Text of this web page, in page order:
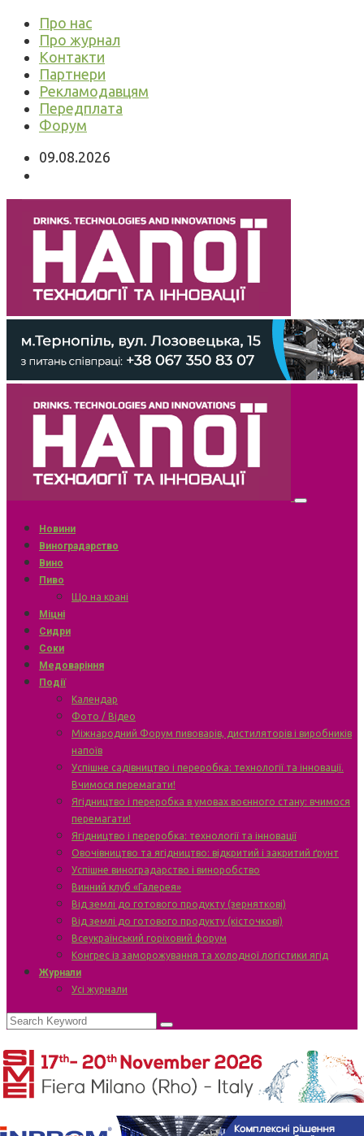
Про нас
Про журнал
Контакти
Партнери
Рекламодавцям
Передплата
Форум
09.08.2026
Новини
Виноградарство
Вино
Пиво
Що на крані
Міцні
Сидри
Соки
Медоваріння
Події
Календар
Фото / Відео
Міжнародний Форум пивоварів, дистиляторів і виробників
напоїв
Успішне садівництво і переробка: технології та інновації.
Вчимося перемагати!
Ягідництво і переробка в умовах воєнного стану: вчимося
перемагати!
Ягідництво і переробка: технології та інновації
Овочівництво та ягідництво: відкритий і закритий ґрунт
Успішне виноградарство і виноробство
Винний клуб «Галерея»
Від землі до готового продукту (зерняткові)
Від землі до готового продукту (кісточкові)
Всеукраїнський горіховий форум
Конгрес із заморожування та холодної логістики ягід
Журнали
Усі журнали